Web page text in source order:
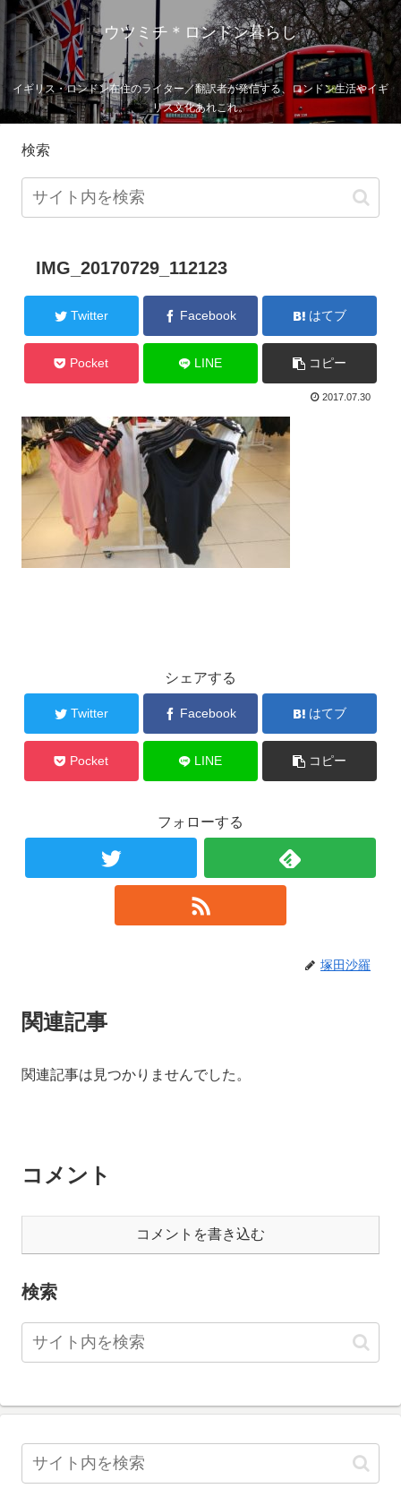
ウツミチ＊ロンドン暮らし
イギリス・ロンドン在住のライター／翻訳者が発信する、ロンドン生活やイギ
リス文化あれこれ。
検索
IMG_20170729_112123
Twitter Facebook はてブ
Pocket LINE コピー
2017.07.30
シェアする
Twitter Facebook はてブ
Pocket LINE コピー
フォローする
塚田沙羅
関連記事
関連記事は見つかりませんでした。
コメント
コメントを書き込む
検索